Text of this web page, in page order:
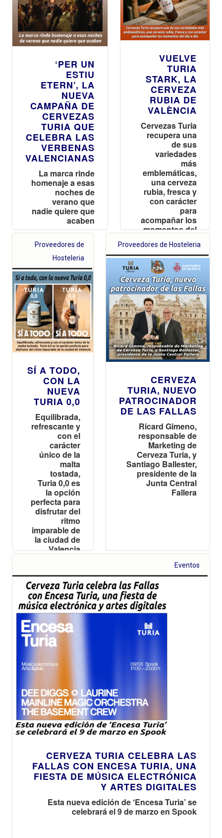
‘PER UN
ESTIU
ETERN’, LA
NUEVA
CAMPAÑA DE
CERVEZAS
TURIA QUE
CELEBRA LAS
VERBENAS
VALENCIANAS
La marca rinde
homenaje a esas
noches de
verano que
nadie quiere que
acaben
VUELVE
TURIA
STARK, LA
CERVEZA
RUBIA DE
VALÈNCIA
Cervezas Turia
recupera una
de sus
variedades
más
emblemáticas,
una cerveza
rubia, fresca y
con carácter
para
acompañar los
momentos del
día a día
Proveedores de
Hosteleria
SÍ A TODO,
CON LA
NUEVA
TURIA 0,0
Equilibrada,
refrescante y
con el
carácter
único de la
malta
tostada,
Turia 0,0 es
la opción
perfecta para
disfrutar del
ritmo
imparable de
la ciudad de
Valencia
Proveedores de Hosteleria
CERVEZA
TURIA, NUEVO
PATROCINADOR
DE LAS FALLAS
Ricard Gimeno,
responsable de
Marketing de
Cerveza Turia, y
Santiago Ballester,
presidente de la
Junta Central
Fallera
Eventos
CERVEZA TURIA CELEBRA LAS
FALLAS CON ENCESA TURIA, UNA
FIESTA DE MÚSICA ELECTRÓNICA
Y ARTES DIGITALES
Esta nueva edición de ‘Encesa Turia’ se
celebrará el 9 de marzo en Spook